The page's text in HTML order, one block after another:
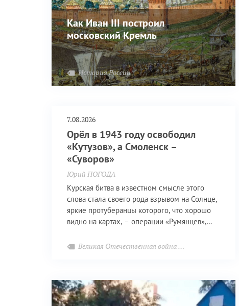
Как Иван III построил
московский Кремль
История России
7.08.2026
Орёл в 1943 году освободил
«Кутузов», а Смоленск –
«Суворов»
Юрий ПОГОДА
Курская битва в известном смысле этого
слова стала своего рода взрывом на Солнце,
яркие протуберанцы которого, что хорошо
видно на картах, – операции «Румянцев»,
менее значимые, очистительным огнём
Великая Отечественная война Приближая Победу